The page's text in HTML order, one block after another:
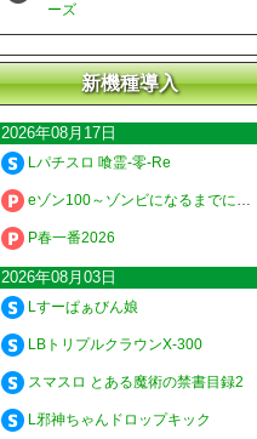
ーズ
新機種導入
2026年08月17日
Lパチスロ 喰霊-零-Re
eゾン100～ゾンビになるまでにしたい100のこと～
P春一番2026
2026年08月03日
Lすーぱぁびん娘
LBトリプルクラウンX-300
スマスロ とある魔術の禁書目録2
L邪神ちゃんドロップキック